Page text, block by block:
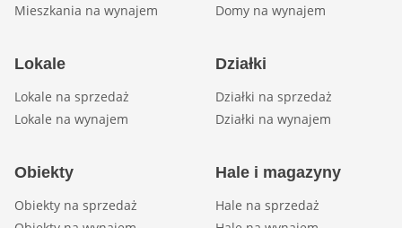
Mieszkania na wynajem
Domy na wynajem
Lokale
Lokale na sprzedaż
Lokale na wynajem
Działki
Działki na sprzedaż
Działki na wynajem
Obiekty
Obiekty na sprzedaż
Hale i magazyny
Hale na sprzedaż